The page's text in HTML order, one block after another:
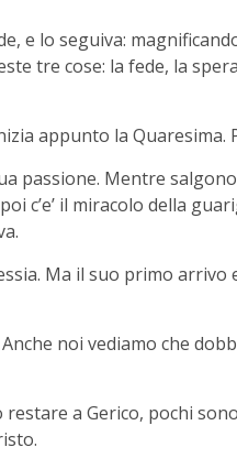
e lo seguiva:
tre cose: la fede, la
appunto la Quaresima.
passione. Mentre
c’e’ il miracolo della
Ma il suo primo arrivo
noi vediamo che
a Gerico, pochi